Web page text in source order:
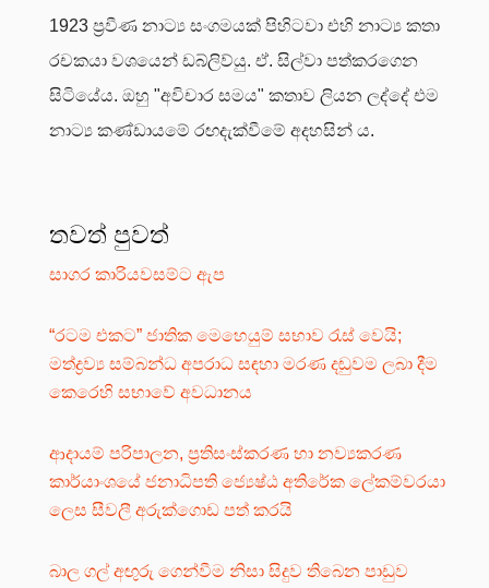
1923 ප්‍රවීණ නාට්‍ය සංගමයක් පිහිටවා එහි නාට්‍ය කතා
රචකයා වශයෙන් ඩබ්ලිව්යු. ඒ. සිල්වා පත්කරගෙන
සිටියේය. ඔහු "අවිචාර සමය" කතාව ලියන ලද්දේ එම
නාට්‍ය කණ්ඩායමේ රඟදැක්වීමේ අදහසින් ය.
තවත් පුවත්
සාගර කාරියවසම්ට ඇප
“රටම එකට” ජාතික මෙහෙයුම් සභාව රැස් වෙයි;
මත්ද්‍රව්‍ය සම්බන්ධ අපරාධ සඳහා මරණ දඬුවම ලබා දීම
කෙරෙහි සභාවේ අවධානය
ආදායම් පරිපාලන, ප්‍රතිසංස්කරණ හා නව්‍යකරණ
කාර්යාංශයේ ජනාධිපති ජ්‍යෙෂ්ඨ අතිරේක ලේකම්වරයා
ලෙස සීවලී අරුක්ගොඩ පත් කරයි
බාල ගල් අඟුරු ගෙන්වීම නිසා සිදුව තිබෙන පාඩුව